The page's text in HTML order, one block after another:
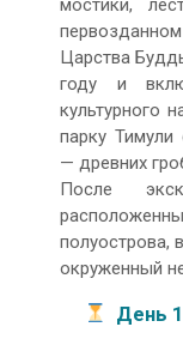
мостики,
Царства
году и
культурного
парку
— древних
После
полуострова,
окруженный
День